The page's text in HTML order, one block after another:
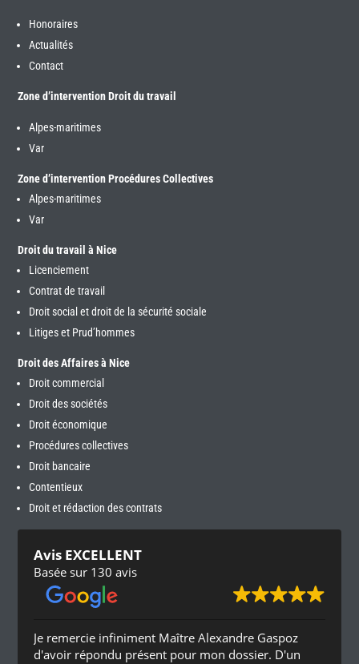
Honoraires
Actualités
Contact
Zone d’intervention Droit du travail
Alpes-maritimes
Var
Zone d’intervention Procédures Collectives
Alpes-maritimes
Var
Droit du travail à Nice
Licenciement
Contrat de travail
Droit social et droit de la sécurité sociale
Litiges et Prud’hommes
Droit des Affaires à Nice
Droit commercial
Droit des sociétés
Droit économique
Procédures collectives
Droit bancaire
Contentieux
Droit et rédaction des contrats
Avis EXCELLENT
Basée sur 130 avis
Je remercie infiniment Maître Alexandre Gaspoz
d'avoir répondu présent pour mon dossier. D'un